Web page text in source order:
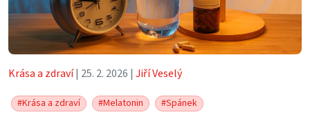
Krása a zdraví| 25. 2. 2026 | Jiří Veselý
#Krása a zdraví #Melatonin #Spánek